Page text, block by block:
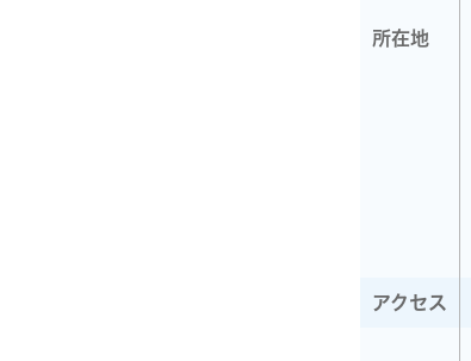
所在地
アクセス